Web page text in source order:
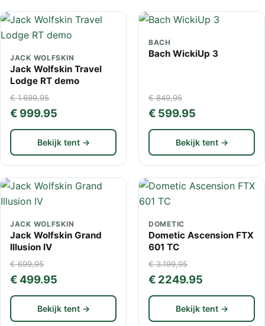
JACK WOLFSKIN
Jack Wolfskin Travel
Lodge RT demo
€ 1.699,95
€ 999.95
Bekijk tent →
BACH
Bach WickiUp 3
€ 849,95
€ 599.95
Bekijk tent →
JACK WOLFSKIN
Jack Wolfskin Grand
Illusion IV
€ 699,95
€ 499.95
Bekijk tent →
DOMETIC
Dometic Ascension FTX
601 TC
€ 3.199,95
€ 2249.95
Bekijk tent →